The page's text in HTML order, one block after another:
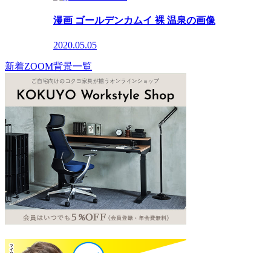
漫画 ゴールデンカムイ 裸 温泉の画像
2020.05.05
新着ZOOM背景一覧